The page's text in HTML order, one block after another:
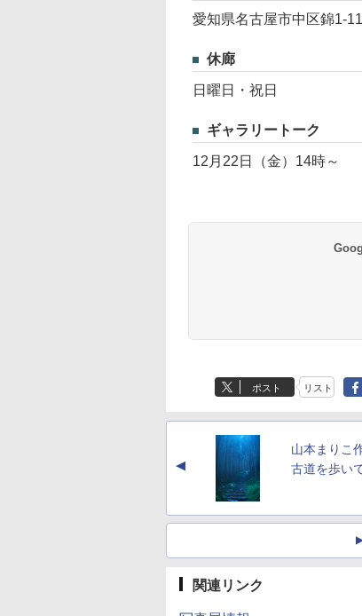
愛知県名古屋市中区錦1-
休廊
日曜日・祝日
ギャラリートーク
12月22日（金）14時～
ポスト リスト
▲
山本まりこ
古道を歩い
関連リンク